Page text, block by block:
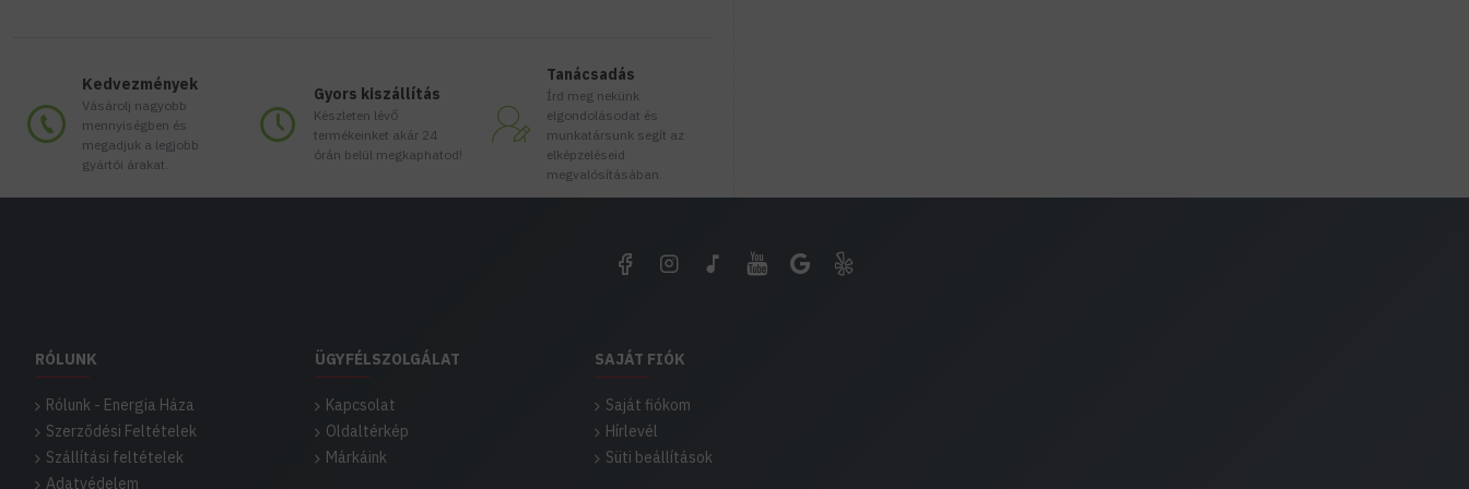
Kedvezmények
Vásárolj nagyobb
mennyiségben és
megadjuk a legjobb
gyártói árakat.
Gyors kiszállítás
Készleten lévő
termékeinket akár 24
órán belül megkaphatod!
Tanácsadás
Írd meg nekünk
elgondolásodat és
munkatársunk segít az
elképzeléseid
megvalósításában.
RÓLUNK
Rólunk - Energia Háza
Szerződési Feltételek
Szállítási feltételek
Adatvédelem
ÜGYFÉLSZOLGÁLAT
Kapcsolat
Oldaltérkép
Márkáink
SAJÁT FIÓK
Saját fiókom
Hírlevél
Süti beállítások